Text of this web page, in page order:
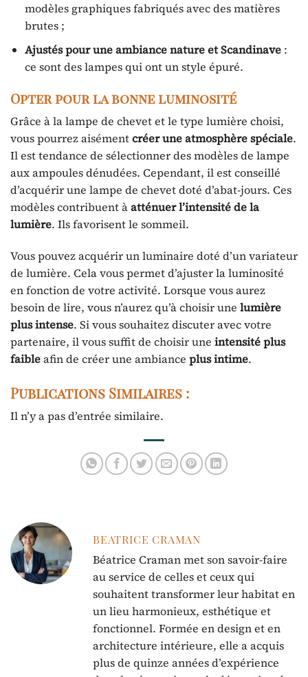
modèles graphiques fabriqués avec des matières
brutes ;
Ajustés pour une ambiance nature et Scandinave:
ce sont des lampes qui ont un style épuré.
Opter pour la bonne luminosité
Grâce à la lampe de chevet et le type lumière choisi,
vous pourrez aisémentcréer une atmosphère spéciale.
Il est tendance de sélectionner des modèles de lampe
aux ampoules dénudées. Cependant, il est conseillé
d’acquérir une lampe de chevet doté d’abat-jours. Ces
modèles contribuent àatténuer l’intensité de la
lumière. Ils favorisent le sommeil.
Vous pouvez acquérir un luminaire doté d’un variateur
de lumière. Cela vous permet d’ajuster la luminosité
en fonction de votre activité. Lorsque vous aurez
besoin de lire, vous n’aurez qu’à choisir une lumière
plus intense. Si vous souhaitez discuter avec votre
partenaire, il vous suffit de choisir une intensité plus
faibleafin de créer une ambiance plus intime.
Publications Similaires :
Il n’y a pas d’entrée similaire.
BEATRICE CRAMAN
Béatrice Craman met son savoir-faire
au service de celles et ceux qui
souhaitent transformer leur habitat en
un lieu harmonieux, esthétique et
fonctionnel. Formée en design et en
architecture intérieure, elle a acquis
plus de quinze années d’expérience